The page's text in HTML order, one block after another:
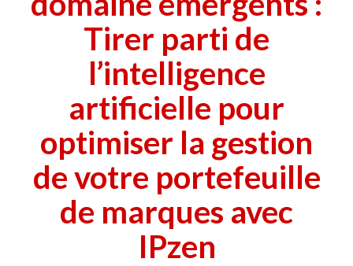
Tirer parti de
l’intelligence
artificielle pour
optimiser la gestion
de votre portefeuille
de marques avec
IPzen